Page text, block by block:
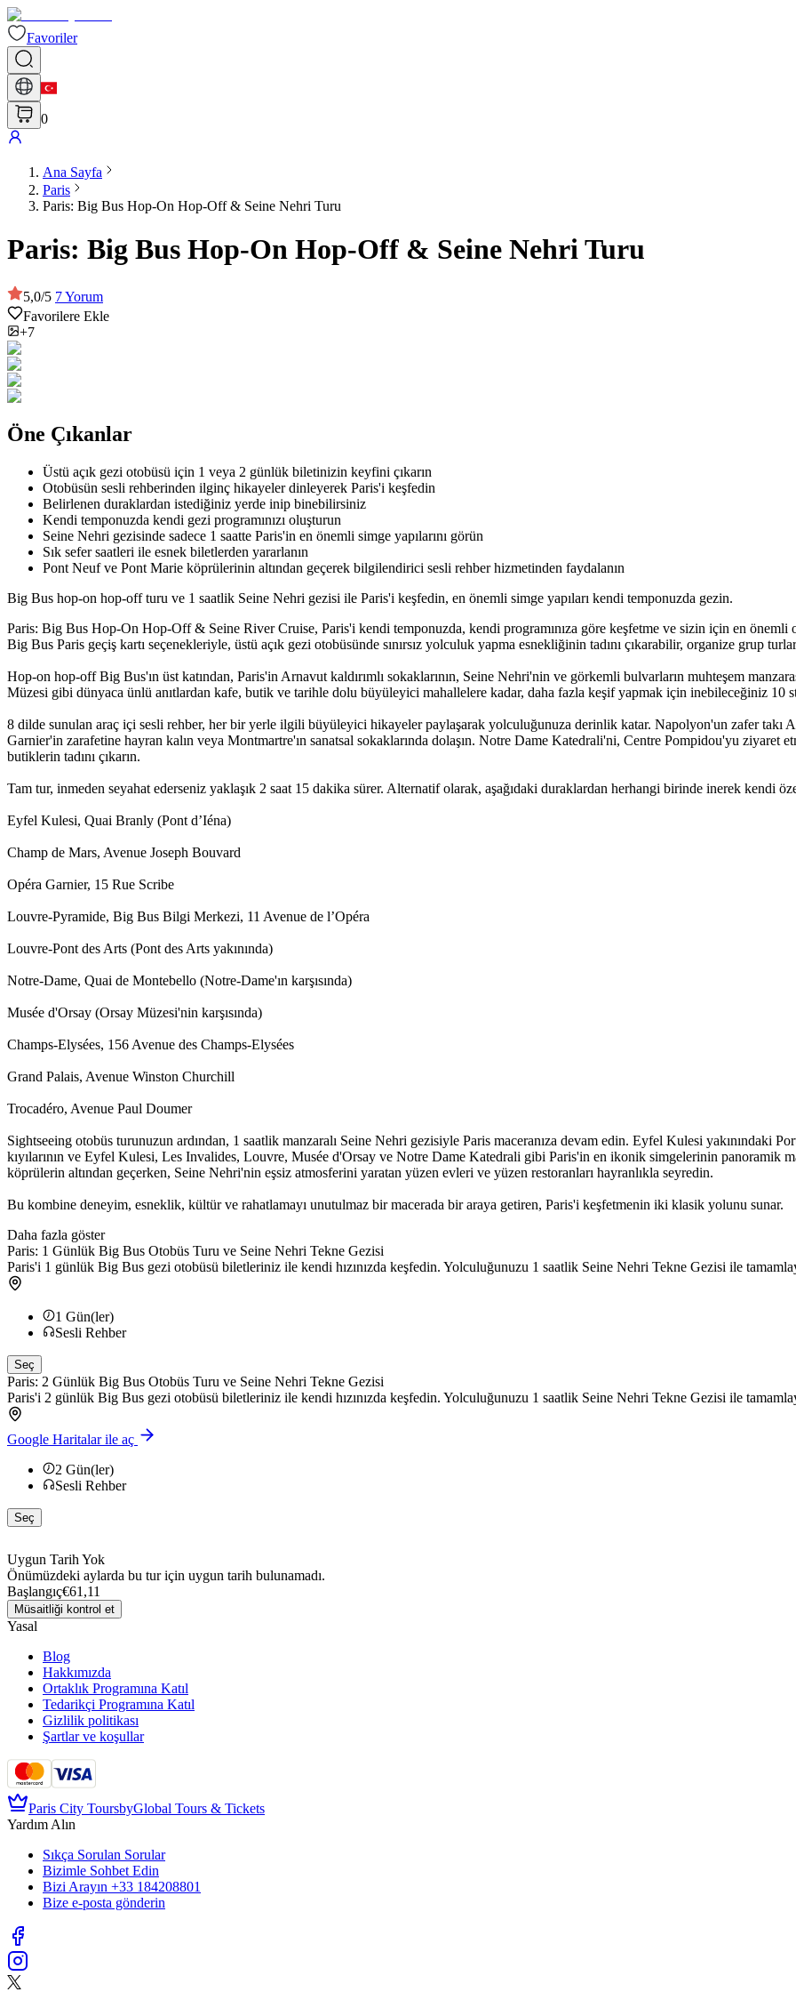
Favoriler
0
Ana Sayfa
Paris
Paris: Big Bus Hop-On Hop-Off & Seine Nehri Turu
Paris: Big Bus Hop-On Hop-Off & Seine Nehri Turu
5,0/5 7Yorum
Favorilere Ekle
+7
Öne Çıkanlar
Üstü açık gezi otobüsü için 1 veya 2 günlük biletinizin keyfini çıkarın
Otobüsün sesli rehberinden ilginç hikayeler dinleyerek Paris'i keşfedin
Belirlenen duraklardan istediğiniz yerde inip binebilirsiniz
Kendi temponuzda kendi gezi programınızı oluşturun
Seine Nehri gezisinde sadece 1 saatte Paris'in en önemli simge yapılarını görün
Sık sefer saatleri ile esnek biletlerden yararlanın
Pont Neuf ve Pont Marie köprülerinin altından geçerek bilgilendirici sesli rehber hizmetinden faydalanın
Big Bus hop-on hop-off turu ve 1 saatlik Seine Nehri gezisi ile Paris'i keşfedin, en önemli simge yapıları kendi temponuzda gezin.
Paris: Big Bus Hop-On Hop-Off & Seine River Cruise, Paris'i kendi temponuzda, kendi programınıza göre keşfetme ve sizin için en önemli
Big Bus Paris geçiş kartı seçenekleriyle, üstü açık gezi otobüsünde sınırsız yolculuk yapma esnekliğinin tadını çıkarabilir, organize grup
Hop-on hop-off Big Bus'ın üst katından, Paris'in Arnavut kaldırımlı sokaklarının, Seine Nehri'nin ve görkemli bulvarların muhteşem
Müzesi gibi dünyaca ünlü anıtlardan kafe, butik ve tarihle dolu büyüleyici mahallelere kadar, daha fazla keşif yapmak için inebileceğiniz 10
8 dilde sunulan araç içi sesli rehber, her bir yerle ilgili büyüleyici hikayeler paylaşarak yolculuğunuza derinlik katar. Napolyon'un zafer takı
Garnier'in zarafetine hayran kalın veya Montmartre'ın sanatsal sokaklarında dolaşın. Notre Dame Katedrali'ni, Centre Pompidou'yu ziyaret
butiklerin tadını çıkarın.
Tam tur, inmeden seyahat ederseniz yaklaşık 2 saat 15 dakika sürer. Alternatif olarak, aşağıdaki duraklardan herhangi birinde inerek kendi
Eyfel Kulesi, Quai Branly (Pont d’Iéna)
Champ de Mars, Avenue Joseph Bouvard
Opéra Garnier, 15 Rue Scribe
Louvre-Pyramide, Big Bus Bilgi Merkezi, 11 Avenue de l’Opéra
Louvre-Pont des Arts (Pont des Arts yakınında)
Notre-Dame, Quai de Montebello (Notre-Dame'ın karşısında)
Musée d'Orsay (Orsay Müzesi'nin karşısında)
Champs-Elysées, 156 Avenue des Champs-Elysées
Grand Palais, Avenue Winston Churchill
Trocadéro, Avenue Paul Doumer
Sightseeing otobüs turunuzun ardından, 1 saatlik manzaralı Seine Nehri gezisiyle Paris maceranıza devam edin. Eyfel Kulesi yakınındaki
kıyılarının ve Eyfel Kulesi, Les Invalides, Louvre, Musée d'Orsay ve Notre Dame Katedrali gibi Paris'in en ikonik simgelerinin panoramik
köprülerin altından geçerken, Seine Nehri'nin eşsiz atmosferini yaratan yüzen evleri ve yüzen restoranları hayranlıkla seyredin.
Bu kombine deneyim, esneklik, kültür ve rahatlamayı unutulmaz bir macerada bir araya getiren, Paris'i keşfetmenin iki klasik yolunu sunar.
Daha fazla göster
Paris: 1 Günlük Big Bus Otobüs Turu ve Seine Nehri Tekne Gezisi
Paris'i 1 günlük Big Bus gezi otobüsü biletleriniz ile kendi hızınızda keşfedin. Yolculuğunuzu 1 saatlik Seine Nehri Tekne Gezisi ile
1 Gün(ler)
Sesli Rehber
Seç
Paris: 2 Günlük Big Bus Otobüs Turu ve Seine Nehri Tekne Gezisi
Paris'i 2 günlük Big Bus gezi otobüsü biletleriniz ile kendi hızınızda keşfedin. Yolculuğunuzu 1 saatlik Seine Nehri Tekne Gezisi ile
Google Haritalar ile aç
2 Gün(ler)
Sesli Rehber
Seç
Uygun Tarih Yok
Önümüzdeki aylarda bu tur için uygun tarih bulunamadı.
Başlangıç€61,11
Müsaitliği kontrol et
Yasal
Blog
Hakkımızda
Ortaklık Programına Katıl
Tedarikçi Programına Katıl
Gizlilik politikası
Şartlar ve koşullar
Paris City ToursbyGlobal Tours & Tickets
Yardım Alın
Sıkça Sorulan Sorular
Bizimle Sohbet Edin
Bizi Arayın +33 184208801
Bize e-posta gönderin